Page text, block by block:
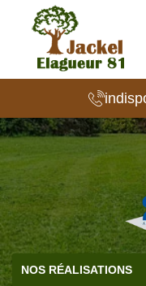
NOS RÉALISATIONS